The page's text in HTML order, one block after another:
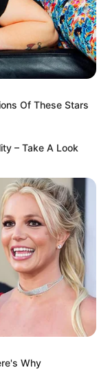
Of These Stars
– Take A Look
Why